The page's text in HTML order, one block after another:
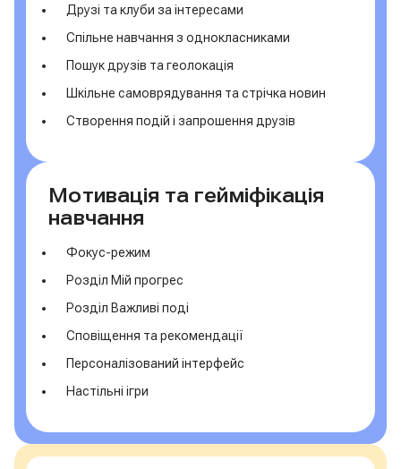
Друзі та клуби за інтересами
Спільне навчання з однокласниками
Пошук друзів та геолокація
Шкільне самоврядування та стрічка новин
Створення подій і запрошення друзів
Мотивація та гейміфікація
навчання
Фокус-режим
Розділ Мій прогрес
Розділ Важливі поді
Сповіщення та рекомендації
Персоналізований інтерфейс
Настільні ігри